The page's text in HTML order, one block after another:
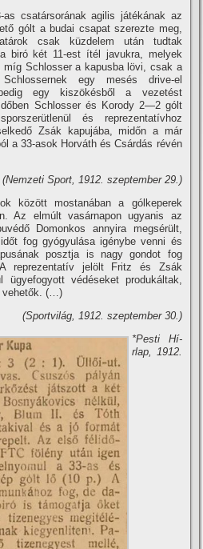
csatársorának agilis játékának az
gólt a budai csapat szerezte meg,
csak küzdelem után tudtak
biró két 11-est í­tél javukra, melyek
mí­g Schlosser a kapusba lövi, csak a
egy mesés drive-el
egy kiszökésből a vezetést
Schlosser és Korody 2—2 gólt
és reprezentatí­vhoz
Zsák kapujába, midőn a már
a 33-asok Horváth és Csárdás révén
(Nemzeti Sport, 1912. szeptember 29.)
között mostanában a gólkeperek
Az elmúlt vasárnapon ugyanis az
Domonkos annyira megsérült,
fog gyógyulása igénybe venni és
posztja is nagy gondot fog
reprezentatí­v jelölt Fritz és Zsák
ügyefogyott védéseket produkáltak,
vehetők. (…)
(Sportvilág, 1912. szeptember 30.)
*Pesti Hí­
rlap, 1912.